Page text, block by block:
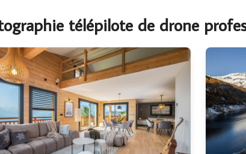
télépilote de drone